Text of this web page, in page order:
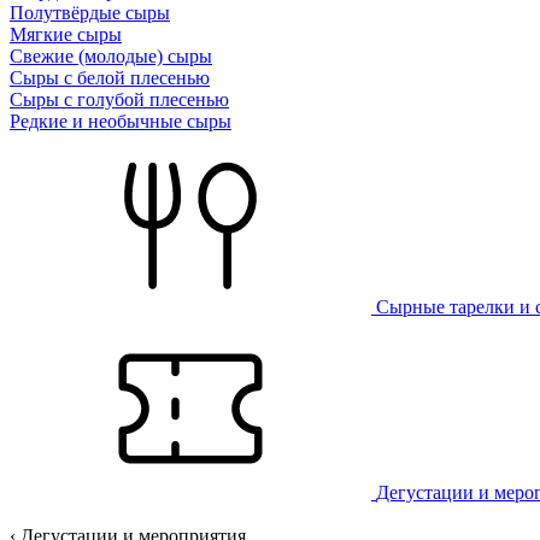
Полутвёрдые сыры
Мягкие сыры
Свежие (молодые) сыры
Сыры с белой плесенью
Сыры с голубой плесенью
Редкие и необычные сыры
Сырные тарелки и
Дегустации и
‹ Дегустации и мероприятия